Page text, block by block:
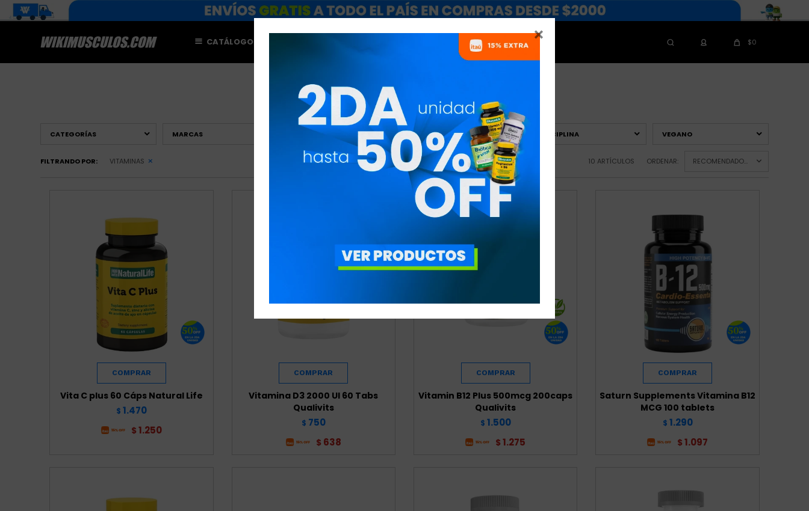

CATÁLOGO NUTRICIONISTAS $0
VITAMINAS
CATEGORÍAS MARCAS PRECIO($) OBJETIVO DISCIPLINA VEGANO
FILTRANDO POR: VITAMINAS 10 ARTÍCULOS ORDENAR: RECOMENDADOS
Vita C plus 60 Cáps Natural Life
$ 1.470
$ 1.250
Vitamina D3 2000 UI 60 Tabs
Qualivits
$ 750
$ 638
Vitamin B12 Plus 500mcg 200caps
Qualivits
$ 1.500
$ 1.275
Saturn Supplements Vitamina B12
MCG 100 tablets
$ 1.290
$ 1.097